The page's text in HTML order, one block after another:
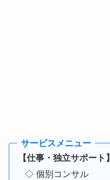
【仕事・独立サポート】
◇ 個別コンサル